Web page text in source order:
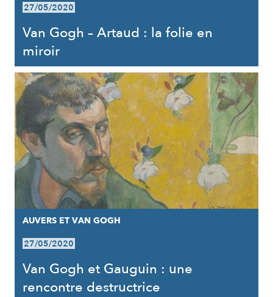
27/05/2020
Van Gogh – Artaud : la folie en
miroir
AUVERS ET VAN GOGH
27/05/2020
Van Gogh et Gauguin : une
rencontre destructrice